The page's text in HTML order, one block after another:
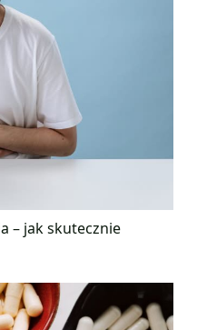
– jak skutecznie